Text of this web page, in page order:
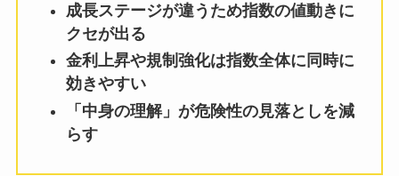
成長ステージが違うため指数の値動きに
クセが出る
金利上昇や規制強化は指数全体に同時に
効きやすい
「中身の理解」が危険性の見落としを減
らす